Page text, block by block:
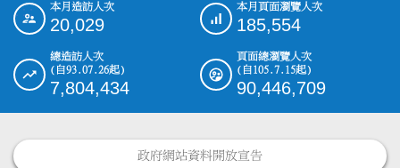
::: 本月造訪人次
20,029
本月頁面瀏覽人次
185,554
總造訪人次
(自93.07.26起)
7,804,434
頁面總瀏覽人次
(自105.7.15起)
90,446,709
政府網站資料開放宣告